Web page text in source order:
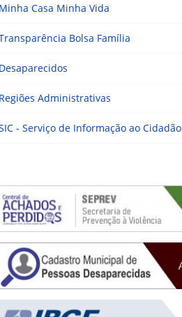
Casa Minha Vida
Bolsa Família
Administrativas
- Serviço de Informação ao Cidadão